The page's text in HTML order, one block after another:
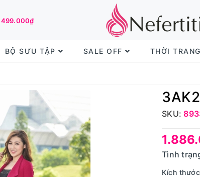
499.000₫
BỘ SƯU TẬP SALE OFF THỜI
SKU:
Tình
Kích